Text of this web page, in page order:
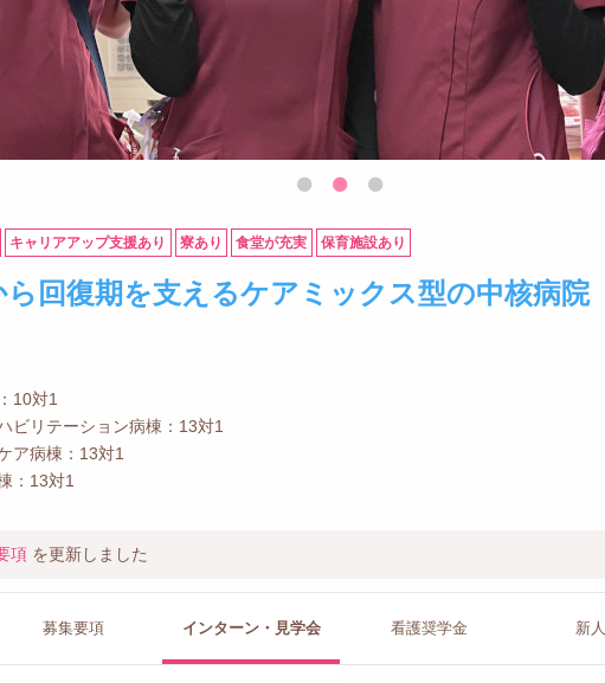
キャリアアップ支援あり 寮あり 食堂が充実 保育施設あり
回復期を支えるケアミックス型の中核病院
10対1
ビリテーション病棟：13対1
ア病棟：13対1
：13対1
項 を更新しました
募集要項 インターン・見学会 看護奨学金 新